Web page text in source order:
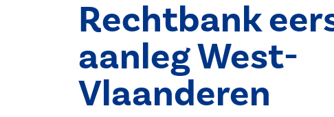
Rechtbank
aanleg West-
Vlaanderen